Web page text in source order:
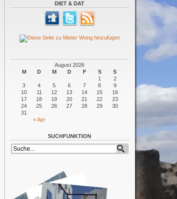
DIET & DAT
August 2026
M
D M D F S S
« Apr
1
2
3
4 5 6 7 8
9
10
11 12 13 14 15
16
17
18 19 20 21 22
23
24
25 26 27 28 29
30
31
SUCHFUNKTION